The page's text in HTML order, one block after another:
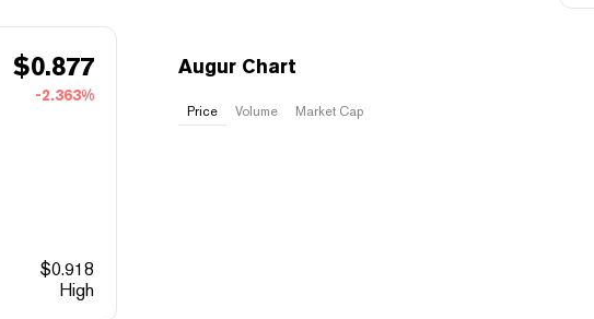
$0.877
-2.363%
$0.918
High
Augur Chart
Price Volume Market Cap